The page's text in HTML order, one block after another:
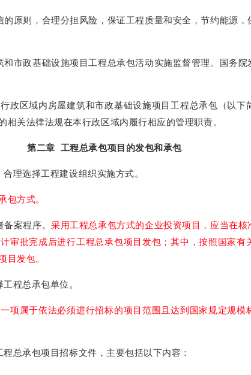
原则，合理分担风险，保证工程质量和安全，节约能源
市政基础设施项目工程总承包活动实施监督管理。国务
政区域内房屋建筑和市政基础设施项目工程总承包（以下
关法律法规在本行政区域内履行相应的管理职责。
第二章 工程总承包项目的发包和承包
理选择工程建设组织实施方式。
包方式。
备案程序。采用工程总承包方式的企业投资项目，应当在
审批完成后进行工程总承包项目发包；其中，按照国家
目发包。
程总承包单位。
项属于依法必须进行招标的项目范围且达到国家规定规
总承包项目招标文件，主要包括以下内容：